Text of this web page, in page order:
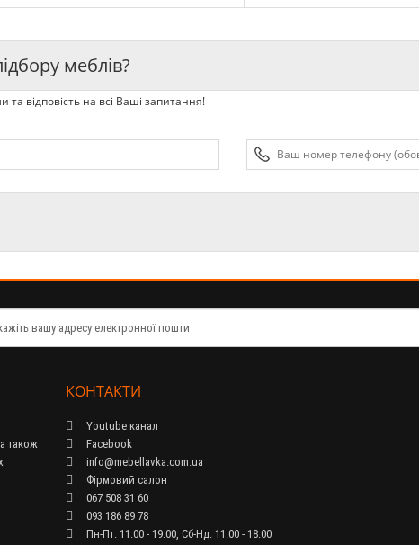
меблів?
відповість на всі Ваші запитання!
також
КОНТАКТИ
Youtube канал
Facebook
info@mebellavka.com.ua
Фірмовий салон
067 508 31 60
093 186 89 78
Пн-Пт: 11:00 - 19:00, Сб-Нд: 11:00 - 18:00